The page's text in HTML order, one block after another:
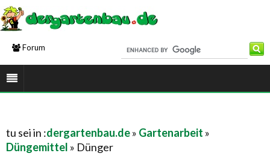
Forum
tu sei in :dergartenbau.de» Gartenarbeit »
Düngemittel » Dünger